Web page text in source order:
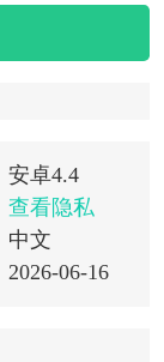
安卓4.4
查看隐私
中文
2026-06-16